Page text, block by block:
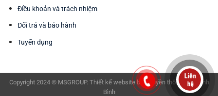
Điều khoản và trách nhiệm
Đổi trả và bảo hành
Tuyển dụng
Copyright 2024 © MSGROUP. Thiết kế website bởiTruyền thông BAV Ninh
Bình